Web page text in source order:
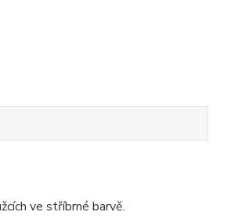
ve stříbrné barvě.